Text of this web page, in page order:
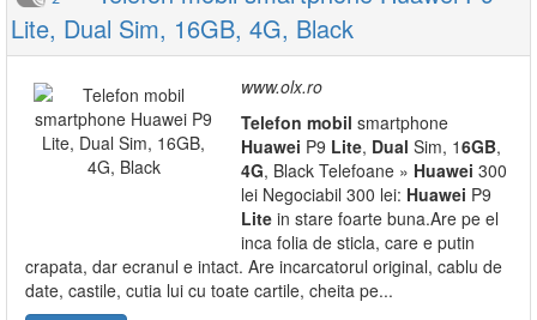
Lite, Dual Sim, 16GB, 4G, Black
www.olx.ro
Telefon mobil smartphone
Huawei P9 Lite, Dual Sim, 16GB,
4G, Black Telefoane » Huawei 300
lei Negociabil 300 lei: Huawei P9
Lite in stare foarte buna.Are pe el
inca folia de sticla, care e putin
crapata, dar ecranul e intact. Are incarcatorul original, cablu de
date, castile, cutia lui cu toate cartile, cheita pe...